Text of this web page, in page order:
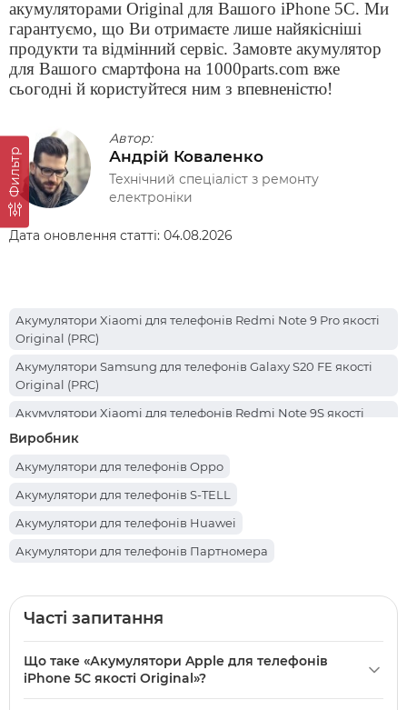
Фильтр
акумуляторами Original для Вашого iPhone 5C. Ми
гарантуємо, що Ви отримаєте лише найякісніші
продукти та відмінний сервіс. Замовте акумулятор
для Вашого смартфона на 1000parts.com вже
сьогодні й користуйтеся ним з впевненістю!
Автор:
Андрій Коваленко
Технічний спеціаліст з ремонту
електроніки
Дата оновлення статті: 04.08.2026
Акумулятори Xiaomi для телефонів Redmi Note 9 Pro якості
Original (PRC)
Акумулятори Samsung для телефонів Galaxy S20 FE якості
Original (PRC)
Акумулятори Xiaomi для телефонів Redmi Note 9S якості
Original (PRC)
Акумулятори Xiaomi для телефонів Redmi 7 якості Original
(PRC)
Акумулятори Realme для телефонів C53 якості Original (PRC)
Акумулятори Realme для телефонів C35 якості Original (PRC)
Акумулятори Samsung для телефонів Galaxy A05s якості
Акумулятори Samsung для телефонів Galaxy M14 якості
Original (PRC)
Акумулятори Apple для телефонів iPhone 11 Pro Max якості
Original
Акумулятори Huawei для телефонів P smart 2019 якості
Виробник
Акумулятори для телефонів Oppo
Акумулятори для телефонів S-TELL
Акумулятори для телефонів Huawei
Акумулятори для телефонів Партномера
Акумулятори для телефонів Honor
Акумулятори для телефонів Doogee
Часті запитання
Що таке «Акумулятори Apple для телефонів
iPhone 5C якості Original»?